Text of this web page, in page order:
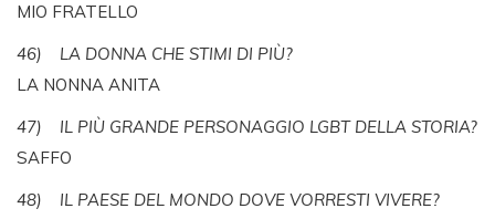
MIO FRATELLO
46) LA DONNA CHE STIMI DI PIÙ?
LA NONNA ANITA
47) IL PIÙ GRANDE PERSONAGGIO LGBT DELLA STORIA?
SAFFO
48) IL PAESE DEL MONDO DOVE VORRESTI VIVERE?